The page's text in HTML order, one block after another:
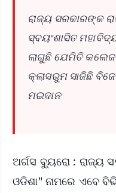
ରାଜ୍ୟ ସରକାରଙ୍କ
ସ୍ବୟଂଶାସିତ
ଲାଗୁଛି ଯେମିତି
କ୍ଲାସରୁମ ସାଜିଛି
ମଇଦାନ
ଅର୍ଗସ ବ୍ୟୁରୋ : ରାଜ୍ୟ
ଓଡିଶା" ନାମରେ ଏବେ